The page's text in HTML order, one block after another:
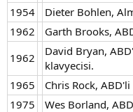
1954
Dieter Bohlen,
1962
Garth Brooks,
1962
David Bryan,
klavyecisi.
1965
Chris Rock,
1975
Wes Borland,